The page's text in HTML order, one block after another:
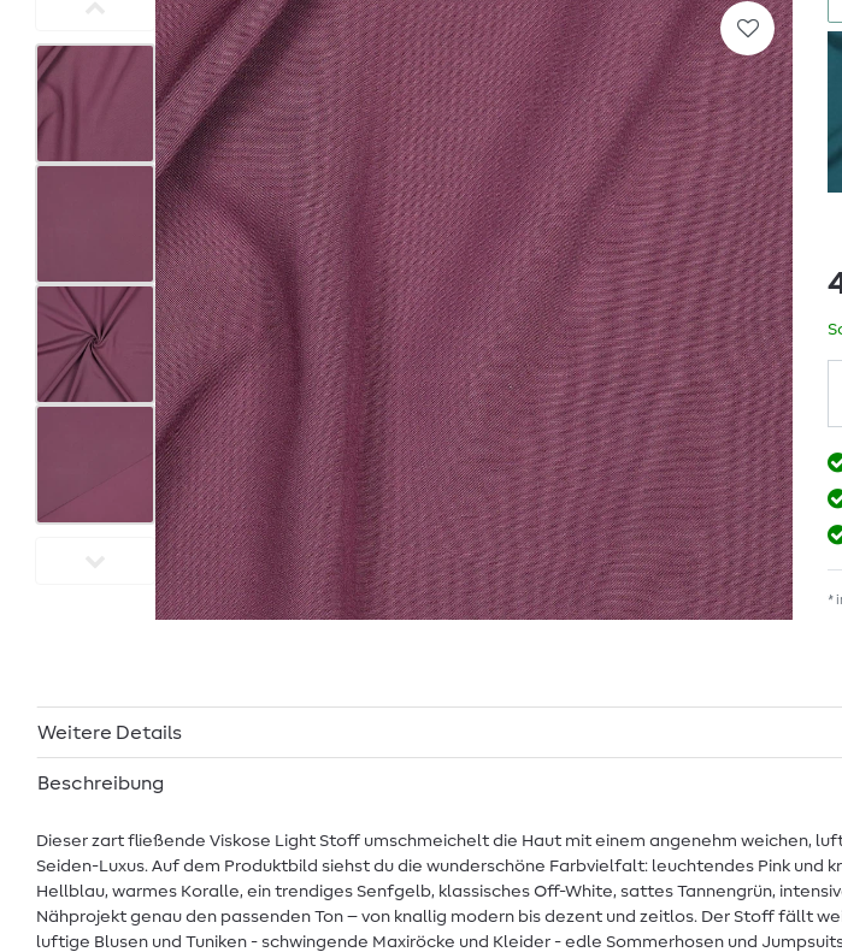
*
Weitere Details
Beschreibung
Dieser zart fließende Viskose Light Stoff umschmeichelt die Haut mit einem angenehm weichen,
Seiden-Luxus. Auf dem Produktbild siehst du die wunderschöne Farbvielfalt: leuchtendes Pink und
Hellblau, warmes Koralle, ein trendiges Senfgelb, klassisches Off-White, sattes Tannengrün,
Nähprojekt genau den passenden Ton – von knallig modern bis dezent und zeitlos. Der Stoff fällt
luftige Blusen und Tuniken - schwingende Maxiröcke und Kleider - edle Sommerhosen und